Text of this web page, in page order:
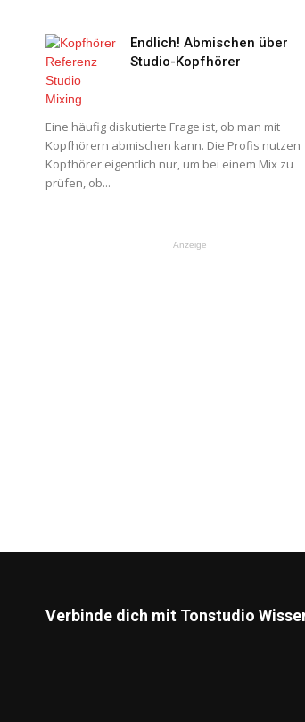
Endlich! Abmischen über
Studio-Kopfhörer
Eine häufig diskutierte Frage ist, ob man mit
Kopfhörern abmischen kann. Die Profis nutzen
Kopfhörer eigentlich nur, um bei einem Mix zu
prüfen, ob...
Anzeige
Verbinde dich mit Tonstudio